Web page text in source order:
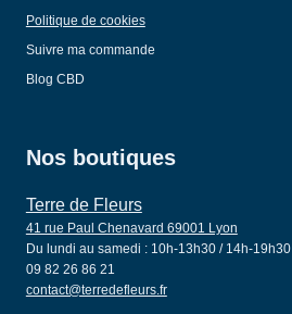
Politique de cookies
Suivre ma commande
Blog CBD
Nos boutiques
Terre de Fleurs
41 rue Paul Chenavard 69001 Lyon
Du lundi au samedi : 10h-13h30 / 14h-19h30
09 82 26 86 21
contact@terredefleurs.fr